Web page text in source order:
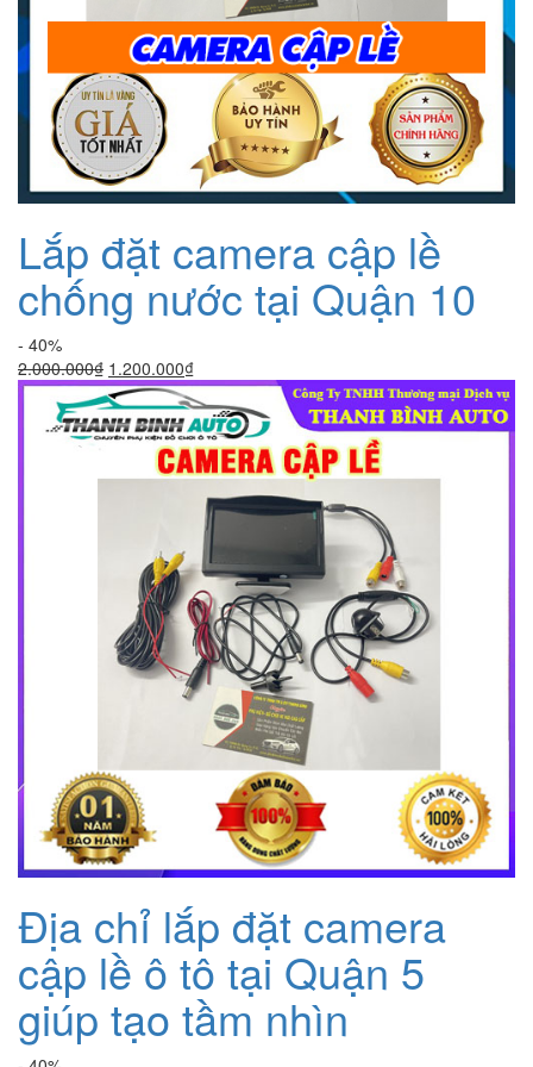
Lắp đặt camera cập lề
chống nước tại Quận 10
- 40%
2.000.000₫ Giá
gốc
là:
2.000.000₫.
1.200.000₫Giá
hiện
tại
là:
1.200.000₫.
Địa chỉ lắp đặt camera
cập lề ô tô tại Quận 5
giúp tạo tầm nhìn